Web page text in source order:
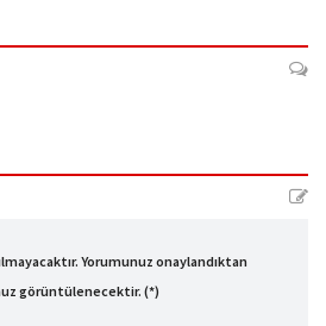
Yorumunuz onaylandıktan
görüntülenecektir. (*)